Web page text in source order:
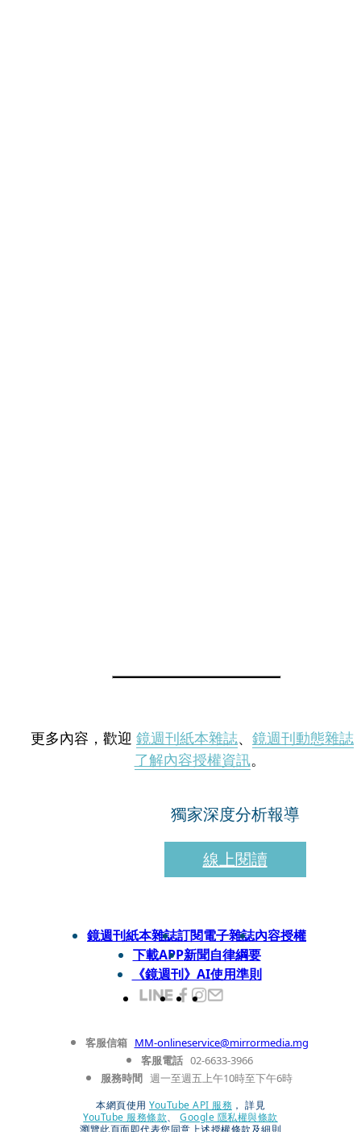
更多內容，歡迎 鏡週刊紙本雜誌、 鏡週刊動態雜誌
了解內容授權資訊。
獨家深度分析報導
線上閱讀
鏡週刊紙本雜誌訂閱電子雜誌內容授權
下載APP新聞自律綱要
《鏡週刊》AI使用準則
客服信箱 MM-onlineservice@mirrormedia.mg
客服電話 02-6633-3966
服務時間 週一至週五上午10時至下午6時
本網頁使用 YouTube API 服務 ， 詳見
YouTube 服務條款、
Google 隱私權與條款
瀏覽此頁面即代表您同意上述授權條款及細則